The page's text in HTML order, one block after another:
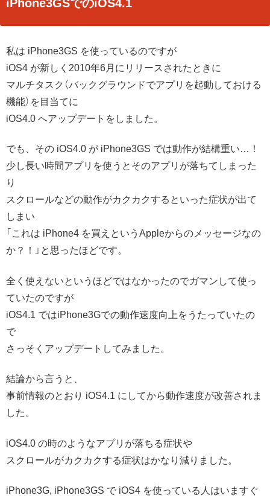
iPhone3GSでのiOS4.1
私は iPhone3GS を使っているのですが
iOS4 が新しく2010年6月にリリースされたときに
マルチタスク（バックグラウンドでアプリを起動しておける
機能）を目当てに
iOS4.0 へアップデートをしました。
でも、その iOS4.0 が iPhone3GS では動作が結構重い…！
少し長い時間アプリを使うとそのアプリが落ちてしまった
り
スクロールなどの動作がカクカクするといった症状が出て
しまい
「これは iPhone4 を買えというAppleからのメッセージなの
か？！」と思ったほどです。
全く使えないというほどではなかったのでガマンして使っ
ていたのですが
iOS4.1 ではiPhone3Gでの動作速度向上をうたっていたの
で
さっそくアップデートしてみました。
結論から言うと、
事前情報のとおり iOS4.1 にしてから動作速度が改善されま
した。
iOS4.0 の時のようなアプリが落ちる症状や
スクロールがカクカクする症状はかなり減りました。
iPhone3G, iPhone3GS で iOS4 を使っている人はいますぐ